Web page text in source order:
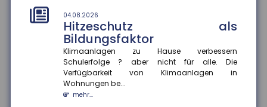
04.08.2026
Hitzeschutz als
Bildungsfaktor
Klimaanlagen zu Hause verbessern
Schulerfolge ? aber nicht für alle. Die
Verfügbarkeit von Klimaanlagen in
Wohnungen be...
mehr...
Unternehmen hat sich im zweiten Quartal 2026
deutlich verbessert. In...
mehr...
04.08.2026
Kommunale Wärmeplanung:
Die Hälfte der Bevölkerung lebt
in Gemeinden mit